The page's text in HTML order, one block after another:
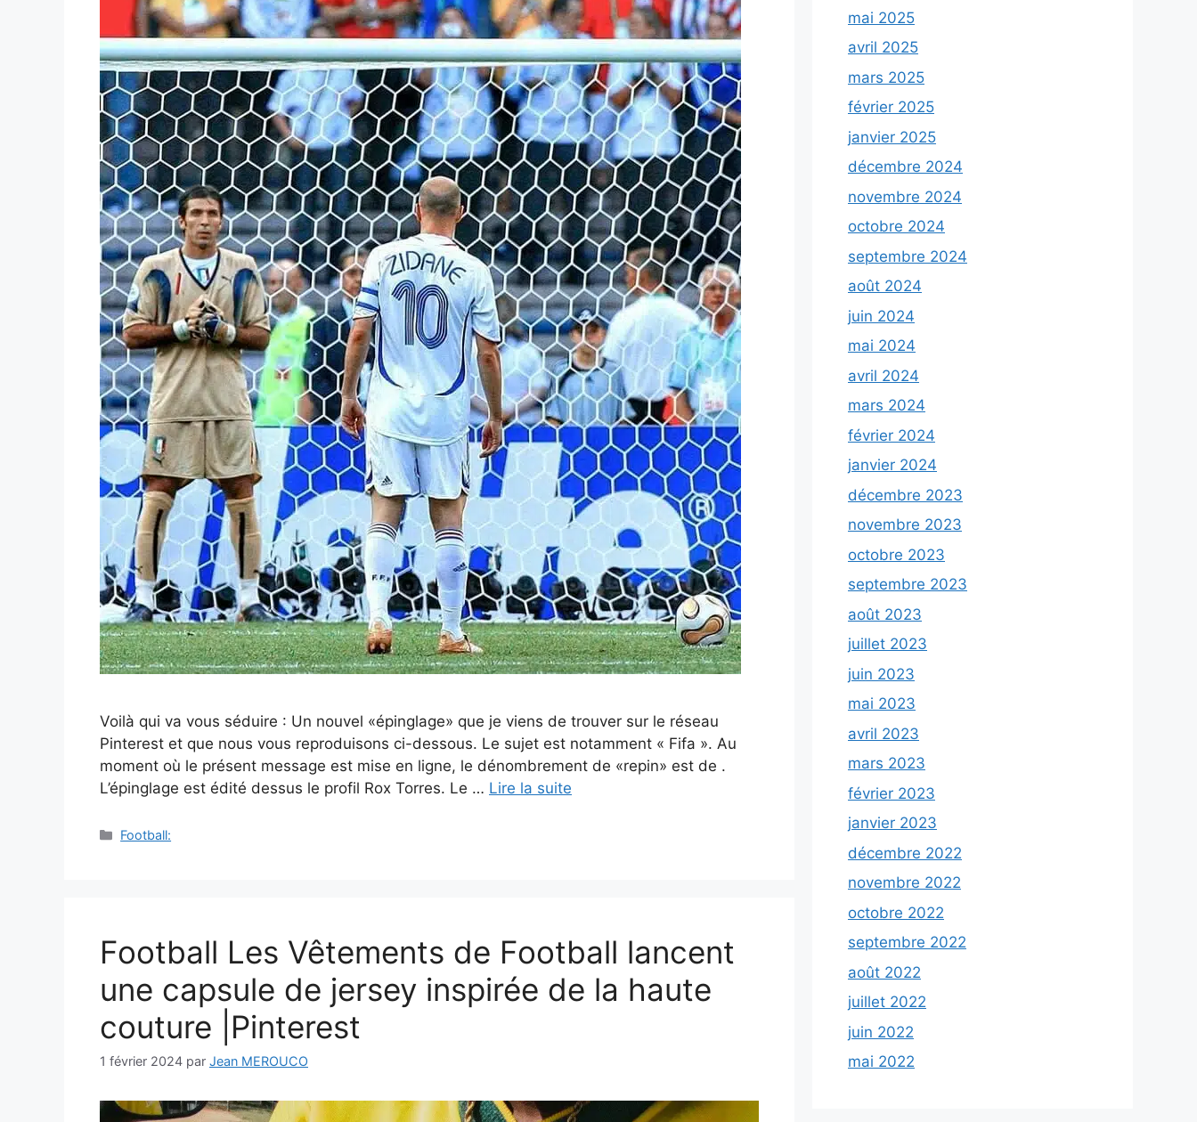
Voilà qui va vous séduire : Un nouvel «épinglage» que je viens de trouver sur le réseau
Pinterest et que nous vous reproduisons ci-dessous. Le sujet est notamment « Fifa ». Au
moment où le présent message est mise en ligne, le dénombrement de «repin» est de .
L’épinglage est édité dessus le profil Rox Torres. Le … Lire la suite
Catégories
Football:
Football Les Vêtements de Football lancent
une capsule de jersey inspirée de la haute
couture |Pinterest
1 février 2024 par Jean MEROUCO
mai 2025
avril 2025
mars 2025
février 2025
janvier 2025
décembre 2024
novembre 2024
octobre 2024
septembre 2024
août 2024
juin 2024
mai 2024
avril 2024
mars 2024
février 2024
janvier 2024
décembre 2023
novembre 2023
octobre 2023
septembre 2023
août 2023
juillet 2023
juin 2023
mai 2023
avril 2023
mars 2023
février 2023
janvier 2023
décembre 2022
novembre 2022
octobre 2022
septembre 2022
août 2022
juillet 2022
juin 2022
mai 2022